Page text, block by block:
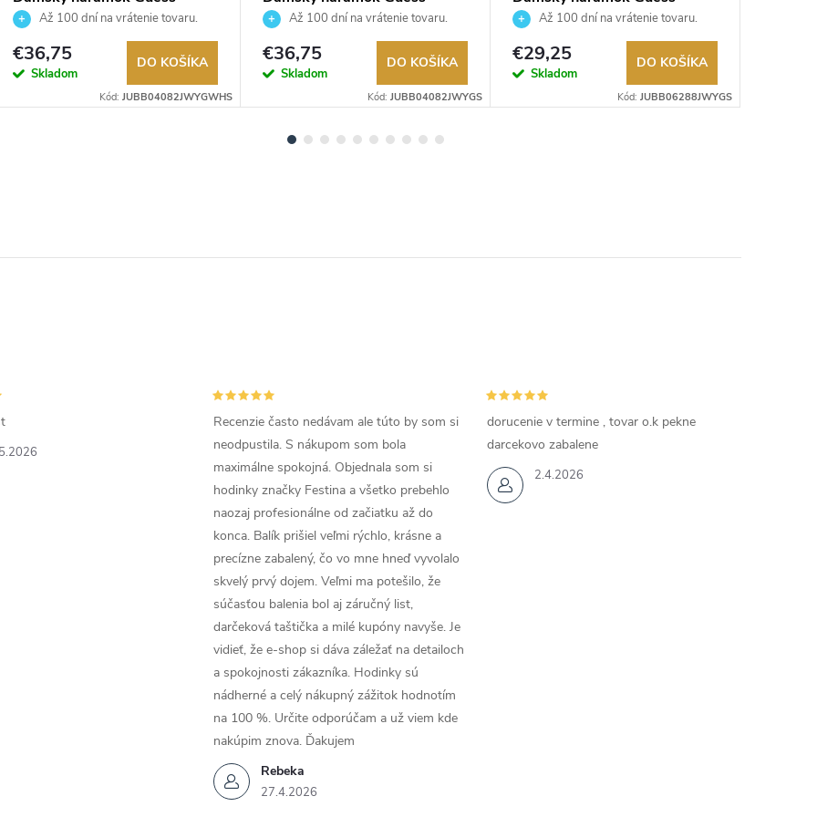
JUBB04082JWYGWHS
Až 100 dní na vrátenie tovaru.
Autorizovaný predajca.
€36,75
Skladom
DO KOŠÍKA
Kód: JUBB04082JWYGWHS
JUBB04082JWYGS
Až 100 dní na vrátenie tovaru.
Autorizovaný predajca.
€36,75
Skladom
DO KOŠÍKA
Kód: JUBB04082JWYGS
JUBB06288JWYGS
Až 100 dní na vrátenie tovaru.
Autorizovaný predajca.
€29,25
Skladom
DO KOŠÍKA
Kód: JUBB06288JWYGS
Rebeka
27.4.2026
Recenzie často nedávam ale túto by som si
neodpustila. S nákupom som bola
maximálne spokojná. Objednala som si
hodinky značky Festina a všetko prebehlo
naozaj profesionálne od začiatku až do
konca. Balík prišiel veľmi rýchlo, krásne a
precízne zabalený, čo vo mne hneď vyvolalo
skvelý prvý dojem. Veľmi ma potešilo, že
súčasťou balenia bol aj záručný list,
darčeková taštička a milé kupóny navyše. Je
vidieť, že e-shop si dáva záležať na detailoch
a spokojnosti zákazníka. Hodinky sú
nádherné a celý nákupný zážitok hodnotím
na 100 %. Určite odporúčam a už viem kde
nakúpim znova. Ďakujem
2.4.2026
dorucenie v termine , tovar o.k pekne
darcekovo zabalene